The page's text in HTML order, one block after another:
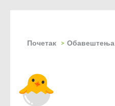
Почетак > Обавештења